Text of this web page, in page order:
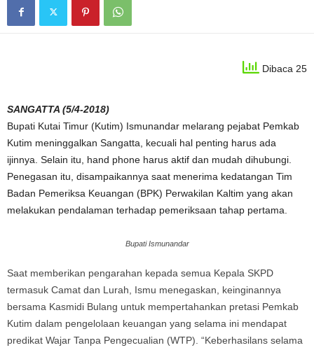
Dibaca 25
SANGATTA (5/4-2018)
Bupati Kutai Timur (Kutim) Ismunandar melarang pejabat Pemkab
Kutim meninggalkan Sangatta, kecuali hal penting harus ada
ijinnya. Selain itu, hand phone harus aktif dan mudah dihubungi.
Penegasan itu, disampaikannya saat menerima kedatangan Tim
Badan Pemeriksa Keuangan (BPK) Perwakilan Kaltim yang akan
melakukan pendalaman terhadap pemeriksaan tahap pertama.
Bupati Ismunandar
Saat memberikan pengarahan kepada semua Kepala SKPD
termasuk Camat dan Lurah, Ismu menegaskan, keinginannya
bersama Kasmidi Bulang untuk mempertahankan pretasi Pemkab
Kutim dalam pengelolaan keuangan yang selama ini mendapat
predikat Wajar Tanpa Pengecualian (WTP). “Keberhasilans selama